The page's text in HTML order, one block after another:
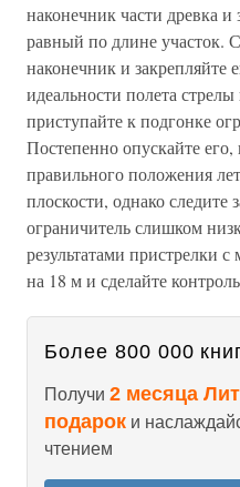
наконечник части древка и
равный по длине участок.
наконечник и закрепляйте
идеальности полета
приступайте к подгонке
Постепенно опускайте его,
правильного положения
плоскости, однако следите
ограничитель слишком
результатами пристрелки
на 18 м и сделайте
Более 800 000
Получи 2 месяца
подарок и
чтением